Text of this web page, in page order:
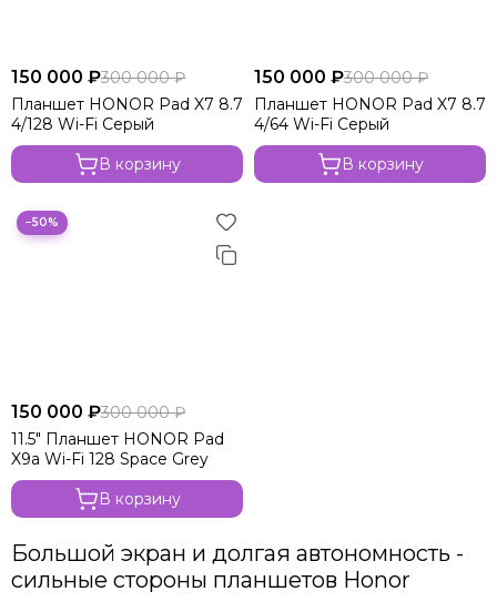
150 000 ₽300 000 ₽
Планшет HONOR Pad X7 8.7
4/128 Wi-Fi Серый
В корзину
150 000 ₽300 000 ₽
Планшет HONOR Pad X7 8.7
4/64 Wi-Fi Серый
В корзину
−50%
150 000 ₽300 000 ₽
11.5" Планшет HONOR Pad
X9a Wi-Fi 128 Space Grey
В корзину
Большой экран и долгая автономность -
сильные стороны планшетов Honor